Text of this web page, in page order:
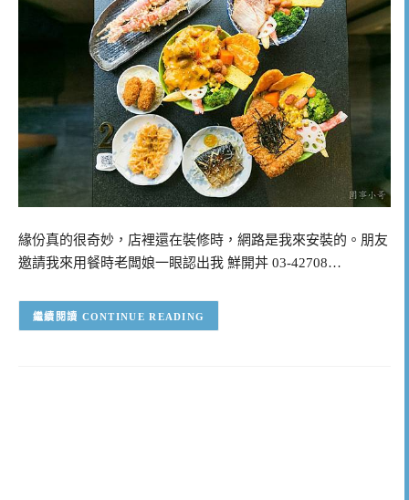
緣份真的很奇妙，店裡還在裝修時，網路是我來安裝的。朋友
邀請我來用餐時老闆娘一眼認出我 鮮開丼 03-42708…
CONTINUE READING